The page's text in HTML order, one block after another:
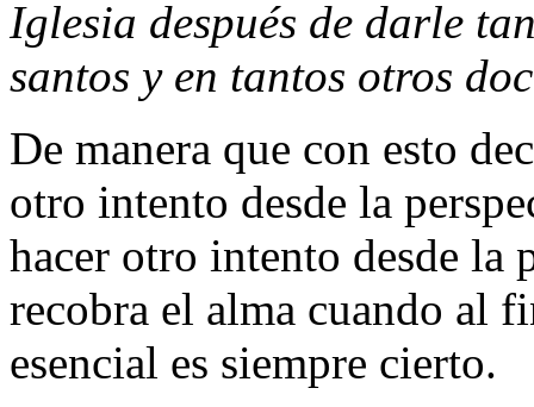
Iglesia después de darle
santos y en tantos otros
De manera que con esto
otro intento desde la
hacer otro intento desde la
recobra el alma cuando al
esencial es siempre cierto.